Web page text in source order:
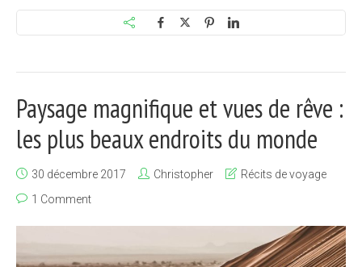
Paysage magnifique et vues de rêve :
les plus beaux endroits du monde
30 décembre 2017 Christopher
Récits de voyage
1 Comment